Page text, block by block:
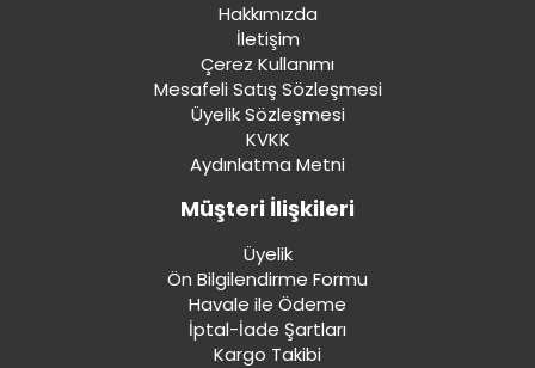
Hakkımızda
İletişim
Çerez Kullanımı
Mesafeli Satış Sözleşmesi
Üyelik Sözleşmesi
KVKK
Aydınlatma Metni
Müşteri İlişkileri
Üyelik
Ön Bilgilendirme Formu
Havale ile Ödeme
İptal-İade Şartları
Kargo Takibi